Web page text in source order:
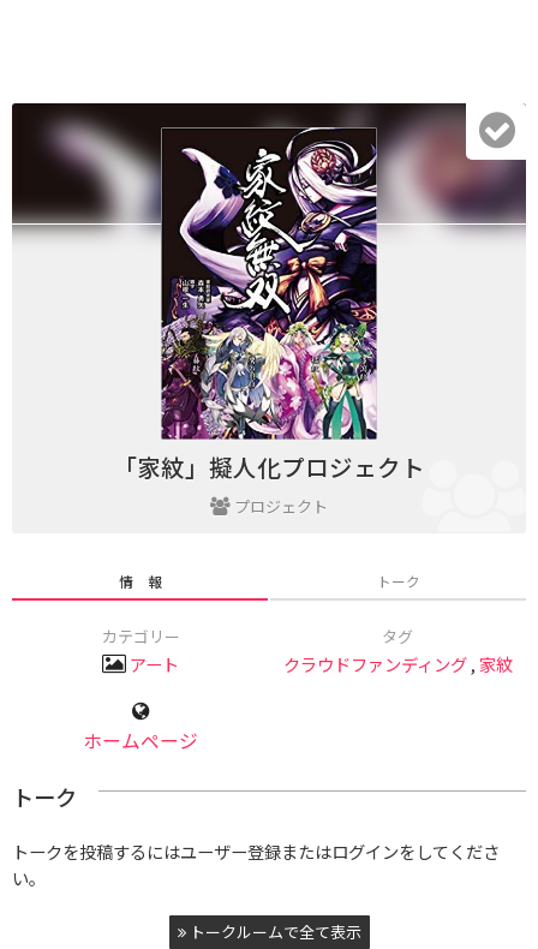
「家紋」擬人化プロジェクト
プロジェクト
情 報 トーク
カテゴリー
アート
タグ
クラウドファンディング,家紋
ホームページ
トーク
トークを投稿するにはユーザー登録またはログインをしてくださ
い。
トークルームで全て表示